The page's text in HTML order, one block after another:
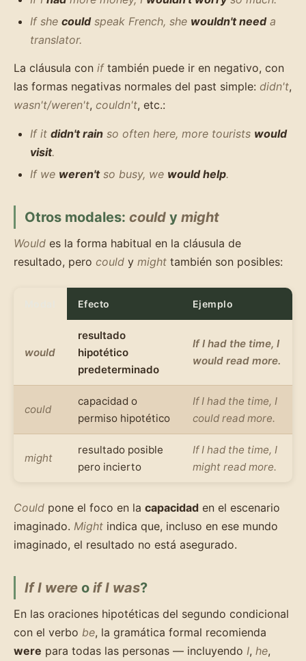
If she couldspeak French, she wouldn't needa
translator.
La cláusula con iftambién puede ir en negativo, con
las formas negativas normales del past simple: didn't,
wasn't/weren't, couldn't, etc.:
If it didn't rain so often here, more tourists would
visit.
If we weren'tso busy, we would help.
Otros modales: couldy might
Would es la forma habitual en la cláusula de
resultado, pero could y might también son posibles:
Efecto Ejemplo
would
resultado
hipotético
predeterminado
If I had the time, I
would read more.
could
capacidad o
permiso hipotético
If I had the time, I
could read more.
might
resultado posible
pero incierto
If I had the time, I
might read more.
Could pone el foco en la capacidad en el escenario
imaginado. Might indica que, incluso en ese mundo
imaginado, el resultado no está asegurado.
If I wereo if I was?
En las oraciones hipotéticas del segundo condicional
con el verbo be, la gramática formal recomienda
were para todas las personas — incluyendo I, he,